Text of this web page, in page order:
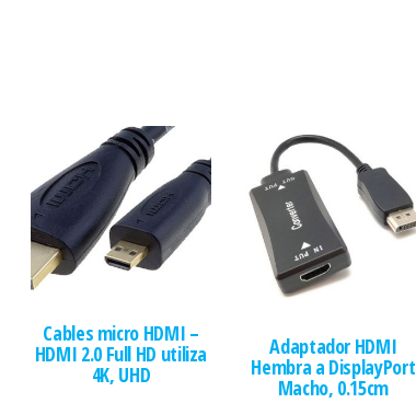
Cables micro HDMI –
HDMI 2.0 Full HD utiliza
4K, UHD
Adaptador HDMI
Hembra a DisplayPort
Macho, 0.15cm